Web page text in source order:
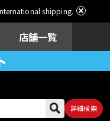
shipping.
店舗一覧
詳細検索